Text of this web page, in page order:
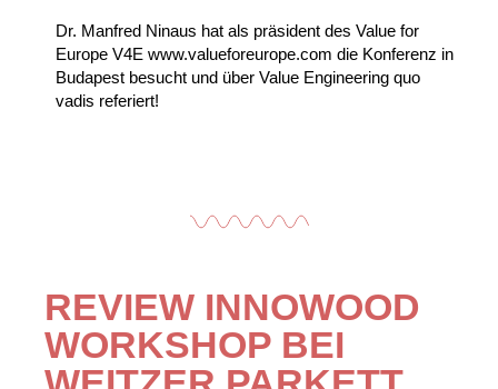
Dr. Manfred Ninaus hat als präsident des Value for
Europe V4E www.valueforeurope.com die Konferenz in
Budapest besucht und über Value Engineering quo
vadis referiert!
REVIEW INNOWOOD
WORKSHOP BEI